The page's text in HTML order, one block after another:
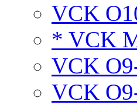
VCK
* VCK
VCK
VCK